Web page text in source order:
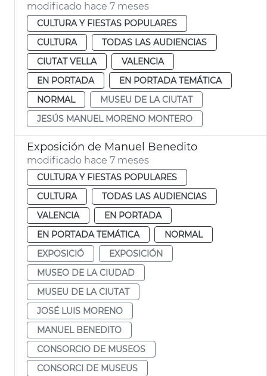
modificado hace 7 meses
CULTURA Y FIESTAS POPULARES
CULTURA
TODAS LAS AUDIENCIAS
CIUTAT VELLA
VALENCIA
EN PORTADA
EN PORTADA TEMÁTICA
NORMAL
MUSEU DE LA CIUTAT
JESÚS MANUEL MORENO MONTERO
Exposición de Manuel Benedito
modificado hace 7 meses
CULTURA Y FIESTAS POPULARES
CULTURA
TODAS LAS AUDIENCIAS
VALENCIA
EN PORTADA
EN PORTADA TEMÁTICA
NORMAL
EXPOSICIÓ
EXPOSICIÓN
MUSEO DE LA CIUDAD
MUSEU DE LA CIUTAT
JOSÉ LUIS MORENO
MANUEL BENEDITO
CONSORCIO DE MUSEOS
CONSORCI DE MUSEUS